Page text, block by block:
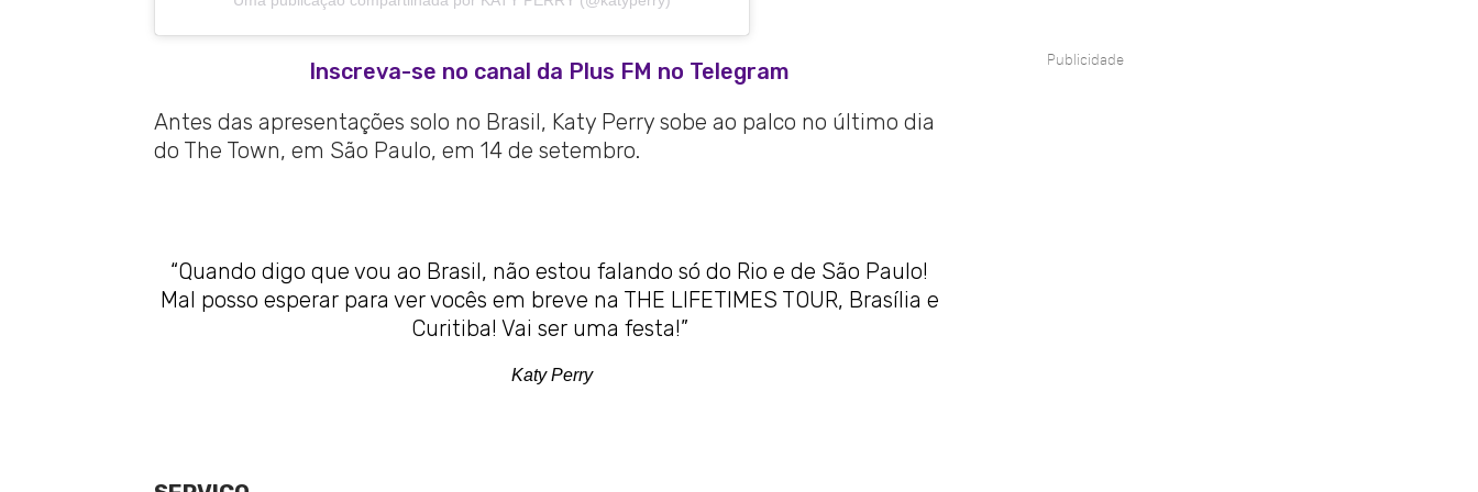
Inscreva-se no canal da Plus FM no Telegram
Antes das apresentações solo no Brasil, Katy Perry sobe ao palco no último dia
do The Town, em São Paulo, em 14 de setembro.
“Quando digo que vou ao Brasil, não estou falando só do Rio e de São Paulo!
Mal posso esperar para ver vocês em breve na THE LIFETIMES TOUR, Brasília e
Curitiba! Vai ser uma festa!”
Katy Perry
Publicidade